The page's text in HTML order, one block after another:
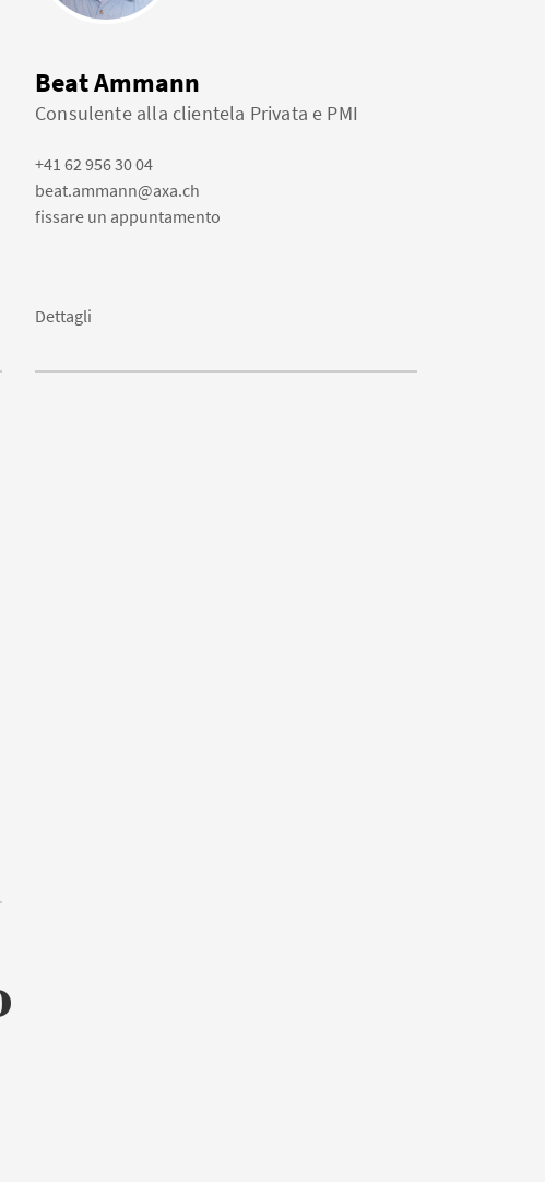
Beat Ammann
Consulente alla clientela Privata e PMI
+41 62 956 30 04
beat.ammann@axa.ch
fissare un appuntamento
Dettagli